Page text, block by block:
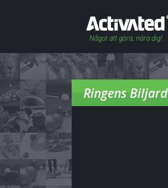
Ringens Biljard